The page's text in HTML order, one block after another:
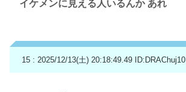
イケメンに見える人いるんか あれ
15 : 2025/12/13(土) 20:18:49.49 ID:DRAChuj10